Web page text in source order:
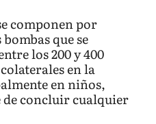
componen por
que se
los 200 y 400
en la
en niños,
concluir cualquier